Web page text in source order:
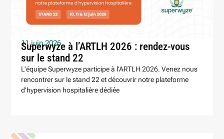
11 juin 2026
Superwyze à l’ARTLH 2026 : rendez-vous
sur le stand 22
L’équipe Superwyze participe à l’ARTLH 2026. Venez nous
rencontrer sur le stand 22 et découvrir notre plateforme
d’hypervision hospitalière dédiée